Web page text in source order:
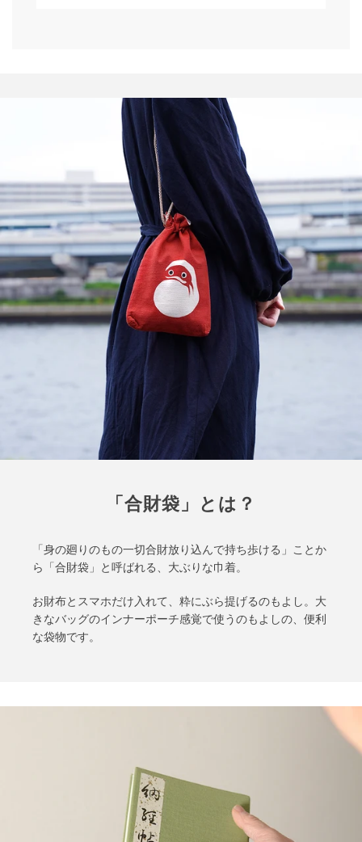
「合財袋」とは？
「身の廻りのもの一切合財放り込んで持ち歩ける」ことか
ら「合財袋」と呼ばれる、大ぶりな巾着。
お財布とスマホだけ入れて、粋にぶら提げるのもよし。大
きなバッグのインナーポーチ感覚で使うのもよしの、便利
な袋物です。